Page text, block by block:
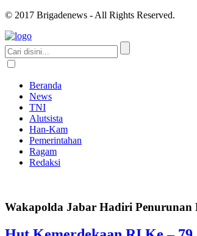
© 2017 Brigadenews - All Rights Reserved.
Beranda
News
TNI
Alutsista
Han-Kam
Pemerintahan
Ragam
Redaksi
Wakapolda Jabar Hadiri Penurunan